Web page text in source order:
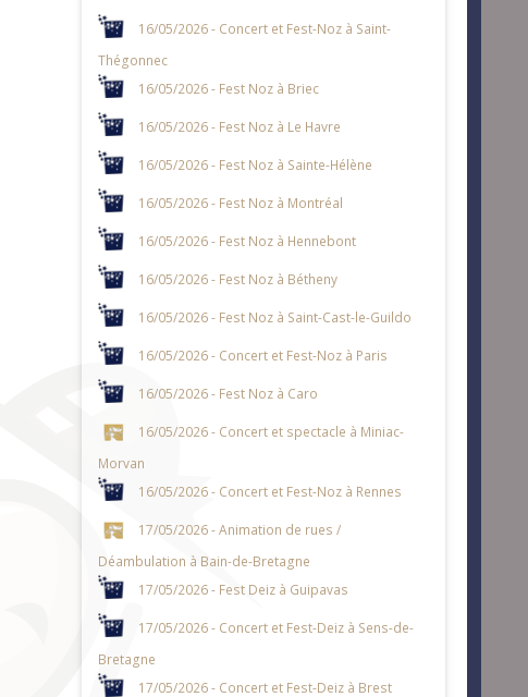
16/05/2026 - Concert et Fest-Noz à Saint-
Thégonnec
16/05/2026 - Fest Noz à Briec
16/05/2026 - Fest Noz à Le Havre
16/05/2026 - Fest Noz à Sainte-Hélène
16/05/2026 - Fest Noz à Montréal
16/05/2026 - Fest Noz à Hennebont
16/05/2026 - Fest Noz à Bétheny
16/05/2026 - Fest Noz à Saint-Cast-le-Guildo
16/05/2026 - Concert et Fest-Noz à Paris
16/05/2026 - Fest Noz à Caro
16/05/2026 - Concert et spectacle à Miniac-
Morvan
16/05/2026 - Concert et Fest-Noz à Rennes
17/05/2026 - Animation de rues /
Déambulation à Bain-de-Bretagne
17/05/2026 - Fest Deiz à Guipavas
17/05/2026 - Concert et Fest-Deiz à Sens-de-
Bretagne
17/05/2026 - Concert et Fest-Deiz à Brest